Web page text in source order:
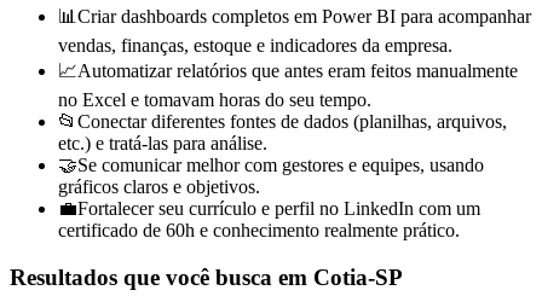
📊 Criar dashboards completos em Power BI para acompanhar
vendas, finanças, estoque e indicadores da empresa.
📈Automatizar relatórios que antes eram feitos manualmente
no Excel e tomavam horas do seu tempo.
📂 Conectar diferentes fontes de dados (planilhas, arquivos,
etc.) e tratá-las para análise.
🤝Se comunicar melhor com gestores e equipes, usando
gráficos claros e objetivos.
💼Fortalecer seu currículo e perfil no LinkedIn com um
certificado de 60h e conhecimento realmente prático.
Resultados que você busca em Cotia-SP